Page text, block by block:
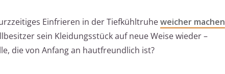
Einfrieren in der Tiefkühltruheweicher machen
sein Kleidungsstück auf neue Weise wieder –
die von Anfang an hautfreundlich ist?